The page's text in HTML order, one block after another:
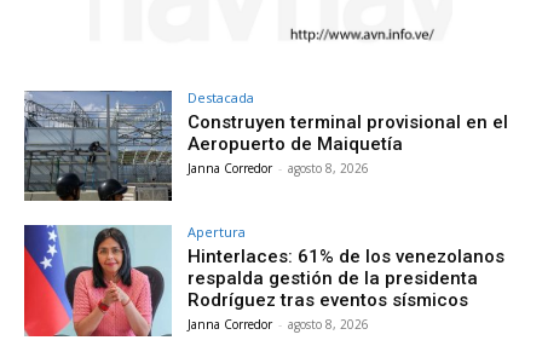
Destacada
Construyen terminal provisional en el
Aeropuerto de Maiquetía
Janna Corredor - agosto 8, 2026
Apertura
Hinterlaces: 61% de los venezolanos
respalda gestión de la presidenta
Rodríguez tras eventos sísmicos
Janna Corredor - agosto 8, 2026